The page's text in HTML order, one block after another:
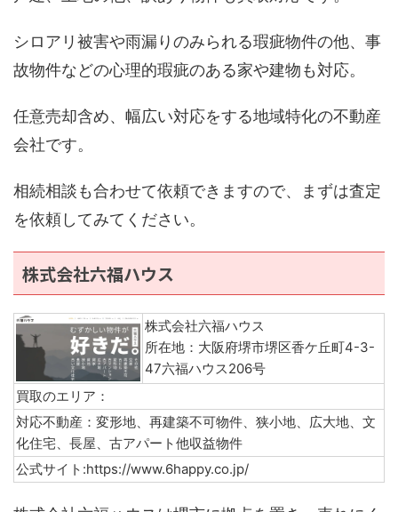
シロアリ被害や雨漏りのみられる瑕疵物件の他、事
故物件などの心理的瑕疵のある家や建物も対応。
任意売却含め、幅広い対応をする地域特化の不動産
会社です。
相続相談も合わせて依頼できますので、まずは査定
を依頼してみてください。
株式会社六福ハウス
株式会社六福ハウス
所在地：大阪府堺市堺区香ケ丘町4-3-
47六福ハウス206号
買取のエリア：
対応不動産：変形地、再建築不可物件、狭小地、広大地、文
化住宅、長屋、古アパート他収益物件
公式サイト:https://www.6happy.co.jp/